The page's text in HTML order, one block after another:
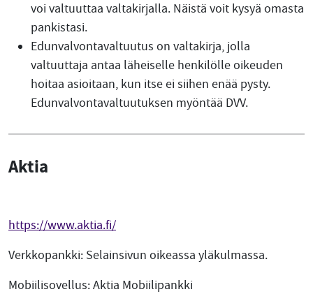
voi valtuuttaa valtakirjalla. Näistä voit kysyä omasta
pankistasi.
Edunvalvontavaltuutus on valtakirja, jolla
valtuuttaja antaa läheiselle henkilölle oikeuden
hoitaa asioitaan, kun itse ei siihen enää pysty.
Edunvalvontavaltuutuksen myöntää DVV.
Aktia
https://www.aktia.fi/
Verkkopankki: Selainsivun oikeassa yläkulmassa.
Mobiilisovellus: Aktia Mobiilipankki